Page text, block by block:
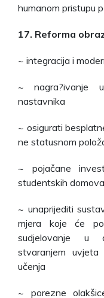
humanom pristupu
17. Reforma
~ integracija i
~ nagra?ivanje
nastavnika
~ osigurati
ne statusnom
~ pojačane
studentskih domova
~ unaprijediti
mjera koje će
sudjelovanje u
stvaranjem
učenja
~ porezne